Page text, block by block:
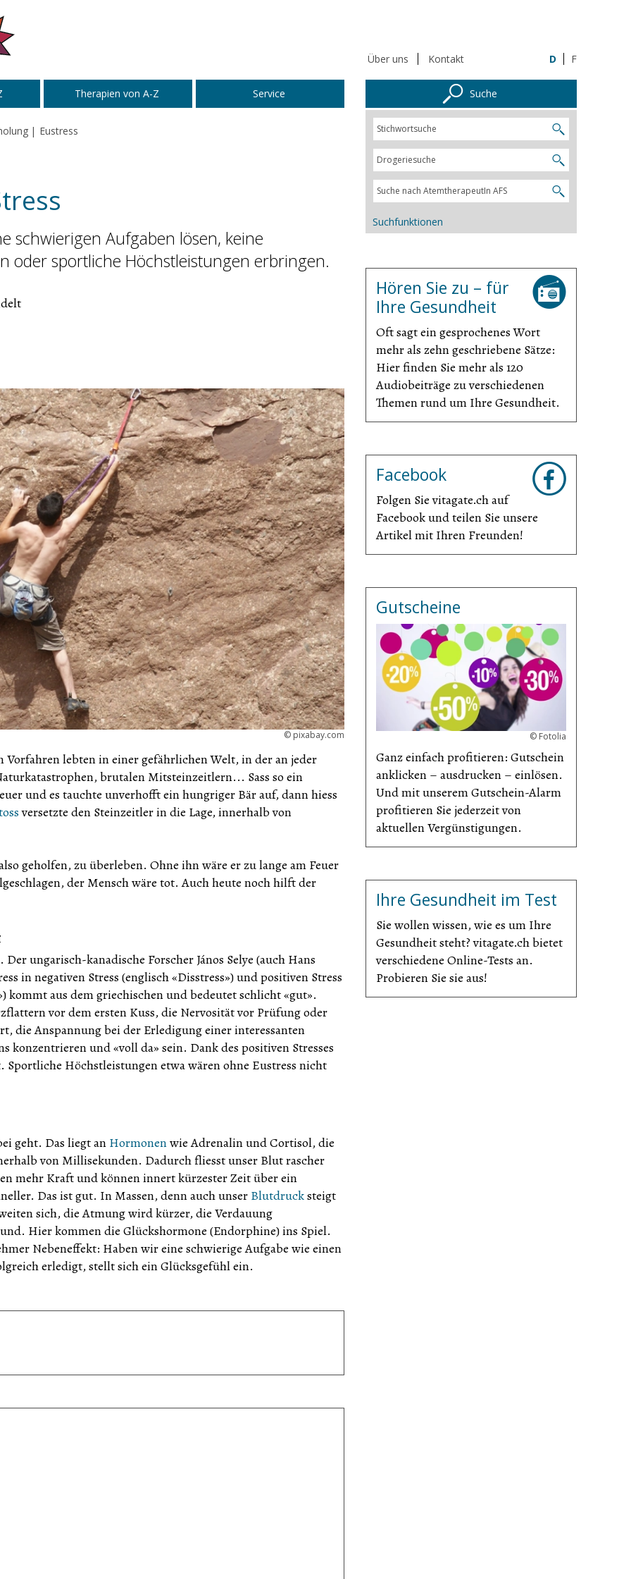
Über uns Kontakt D F
Therapien von A-Z Service
Eustress
schwierigen Aufgaben lösen, keine
oder sportliche Höchstleistungen erbringen.
© pixabay.com
Vorfahren lebten in einer gefährlichen Welt, in der an jeder
brutalen Mitsteinzeitlern... Sass so ein
und es tauchte unverhofft ein hungriger Bär auf, dann hiess
versetzte den Steinzeitler in die Lage, innerhalb von
geholfen, zu überleben. Ohne ihn wäre er zu lange am Feuer
der Mensch wäre tot. Auch heute noch hilft der
ungarisch-kanadische Forscher János Selye (auch Hans
in negativen Stress (englisch «Disstress») und positiven Stress
kommt aus dem griechischen und bedeutet schlicht «gut».
vor dem ersten Kuss, die Nervosität vor Prüfung oder
die Anspannung bei der Erledigung einer interessanten
und «voll da» sein. Dank des positiven Stresses
Höchstleistungen etwa wären ohne Eustress nicht
geht. Das liegt an Hormonenwie Adrenalin und Cortisol, die
von Millisekunden. Dadurch fliesst unser Blut rascher
mehr Kraft und können innert kürzester Zeit über ein
Das ist gut. In Massen, denn auch unser Blutdrucksteigt
sich, die Atmung wird kürzer, die Verdauung
Hier kommen die Glückshormone (Endorphine) ins Spiel.
Nebeneffekt: Haben wir eine schwierige Aufgabe wie einen
erledigt, stellt sich ein Glücksgefühl ein.
Suche
Suchfunktionen
Hören Sie zu – für
Ihre Gesundheit
Oft sagt ein gesprochenes Wort
mehr als zehn geschriebene Sätze:
Hier finden Sie mehr als 120
Audiobeiträge zu verschiedenen
Themen rund um Ihre Gesundheit.
Facebook
Folgen Sie vitagate.ch auf
Facebook und teilen Sie unsere
Artikel mit Ihren Freunden!
Gutscheine
© Fotolia
Ganz einfach profitieren: Gutschein
anklicken – ausdrucken – einlösen.
Und mit unserem Gutschein-Alarm
profitieren Sie jederzeit von
aktuellen Vergünsti­gungen.
Ihre Gesundheit im Test
Sie wollen wissen, wie es um Ihre
Gesundheit steht? vitagate.ch bietet
verschiedene Online-Tests an.
Probieren Sie sie aus!